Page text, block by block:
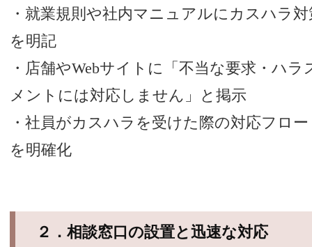
・就業規則や社内マニュアルにカスハラ対
を明記
・店舗やWebサイトに「不当な要求・ハラ
メントには対応しません」と掲示
・社員がカスハラを受けた際の対応フロー
を明確化
２．相談窓口の設置と迅速な対応